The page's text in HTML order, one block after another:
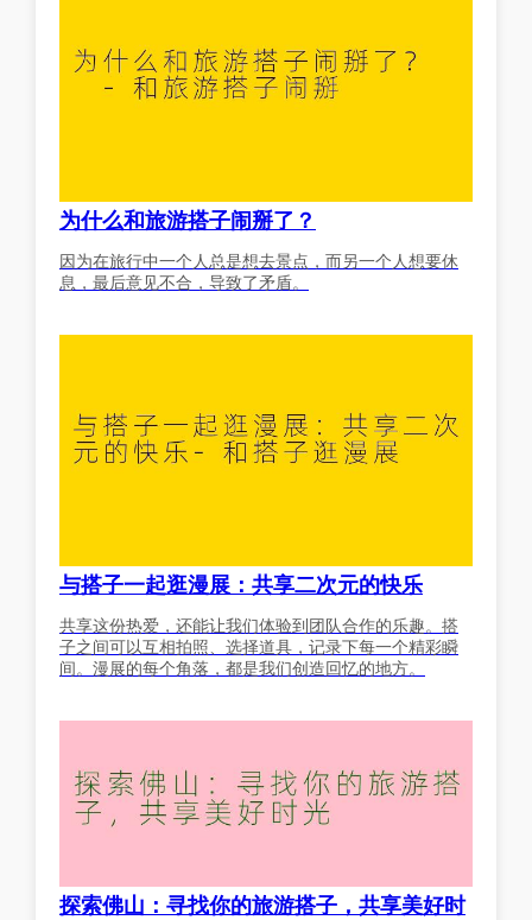
为什么和旅游搭子闹掰了？
因为在旅行中一个人总是想去景点，而另一个人想要休
息，最后意见不合，导致了矛盾。
与搭子一起逛漫展：共享二次元的快乐
共享这份热爱，还能让我们体验到团队合作的乐趣。搭
子之间可以互相拍照、选择道具，记录下每一个精彩瞬
间。漫展的每个角落，都是我们创造回忆的地方。
探索佛山：寻找你的旅游搭子，共享美好时